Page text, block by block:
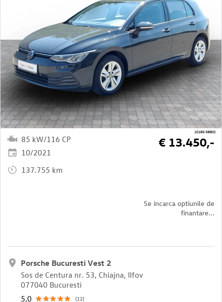
10185/58802
85 kW/116 CP
10/2021
137.755 km
Se incarca optiunile de
finantare...
€ 13.450,-
Porsche Bucuresti Vest 2
Sos de Centura nr. 53, Chiajna, Ilfov
077040 Bucuresti
5,0
(12)